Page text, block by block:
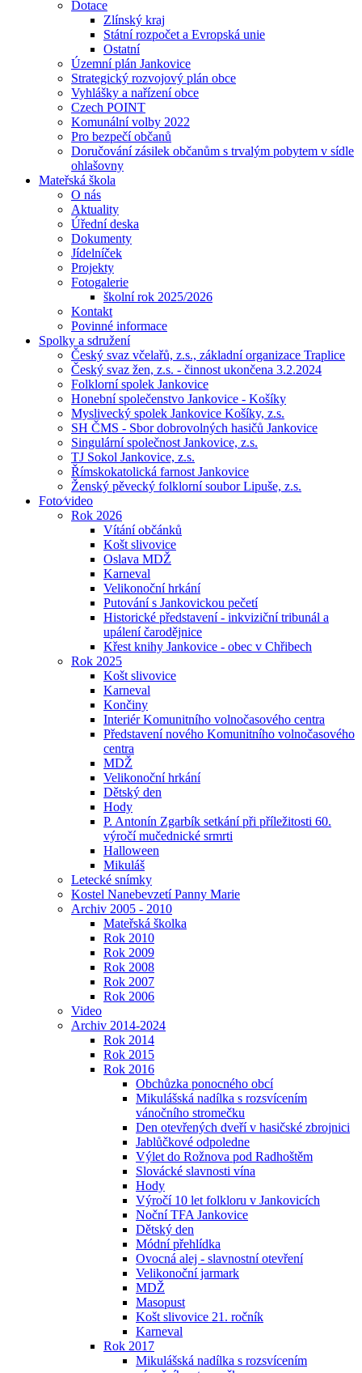
Dotace
Zlínský kraj
Státní rozpočet a Evropská unie
Ostatní
Územní plán Jankovice
Strategický rozvojový plán obce
Vyhlášky a nařízení obce
Czech POINT
Komunální volby 2022
Pro bezpečí občanů
Doručování zásilek občanům s trvalým pobytem v sídle
ohlašovny
Mateřská škola
O nás
Aktuality
Úřední deska
Dokumenty
Jídelníček
Projekty
Fotogalerie
školní rok 2025/2026
Kontakt
Povinné informace
Spolky a sdružení
Český svaz včelařů, z.s., základní organizace Traplice
Český svaz žen, z.s. - činnost ukončena 3.2.2024
Folklorní spolek Jankovice
Honební společenstvo Jankovice - Košíky
Myslivecký spolek Jankovice Košíky, z.s.
SH ČMS - Sbor dobrovolných hasičů Jankovice
Singulární společnost Jankovice, z.s.
TJ Sokol Jankovice, z.s.
Římskokatolická farnost Jankovice
Ženský pěvecký folklorní soubor Lipuše, z.s.
Foto⁄video
Rok 2026
Vítání občánků
Košt slivovice
Oslava MDŽ
Karneval
Velikonoční hrkání
Putování s Jankovickou pečetí
Historické představení - inkviziční tribunál a
upálení čarodějnice
Křest knihy Jankovice - obec v Chřibech
Rok 2025
Košt slivovice
Karneval
Končiny
Interiér Komunitního volnočasového centra
Představení nového Komunitního volnočasového
centra
MDŽ
Velikonoční hrkání
Dětský den
Hody
P. Antonín Zgarbík setkání při příležitosti 60.
výročí mučednické srmrti
Halloween
Mikuláš
Letecké snímky
Kostel Nanebevzetí Panny Marie
Archiv 2005 - 2010
Mateřská školka
Rok 2010
Rok 2009
Rok 2008
Rok 2007
Rok 2006
Video
Archiv 2014-2024
Rok 2014
Rok 2015
Rok 2016
Obchůzka ponocného obcí
Mikulášská nadílka s rozsvícením
vánočního stromečku
Den otevřených dveří v hasičské zbrojnici
Jablůčkové odpoledne
Výlet do Rožnova pod Radhoštěm
Slovácké slavnosti vína
Hody
Výročí 10 let folkloru v Jankovicích
Noční TFA Jankovice
Dětský den
Módní přehlídka
Ovocná alej - slavnostní otevření
Velikonoční jarmark
MDŽ
Masopust
Košt slivovice 21. ročník
Karneval
Rok 2017
Mikulášská nadílka s rozsvícením